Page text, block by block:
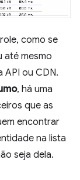
como se
até mesmo
ou CDN.
, há uma
que as
encontrar
na lista
seja dela.